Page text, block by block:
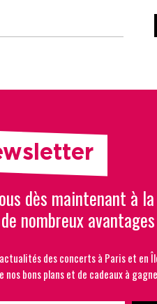
dès maintenant à
nombreux avantages
des concerts à Paris et en
nos bons plans et de cadeaux à